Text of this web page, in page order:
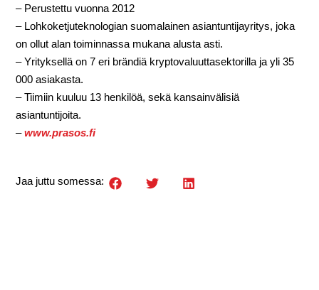
– Perustettu vuonna 2012
– Lohkoketjuteknologian suomalainen asiantuntijayritys, joka
on ollut alan toiminnassa mukana alusta asti.
– Yrityksellä on 7 eri brändiä kryptovaluuttasektorilla ja yli 35
000 asiakasta.
– Tiimiin kuuluu 13 henkilöä, sekä kansainvälisiä
asiantuntijoita.
–www.prasos.fi
Jaa juttu somessa: